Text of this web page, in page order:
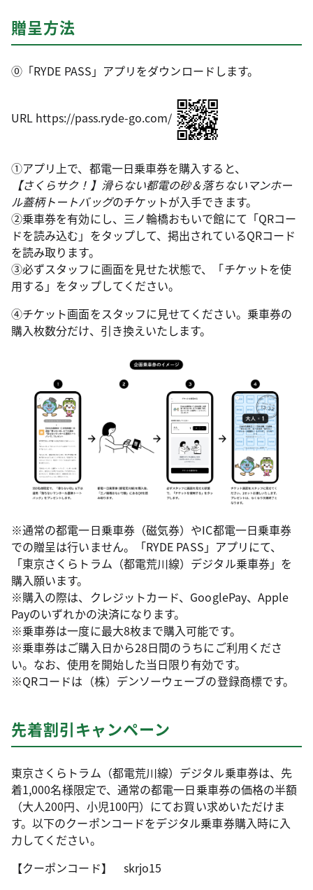
贈呈方法
⓪「RYDE PASS」アプリをダウンロードします。
URL https://pass.ryde-go.com/
①アプリ上で、都電一日乗車券を購入すると、
【さくらサク！】滑らない都電の砂＆落ちないマンホー
ル蓋柄トートバッグのチケットが入手できます。
②乗車券を有効にし、三ノ輪橋おもいで館にて「QRコー
ドを読み込む」をタップして、掲出されているQRコード
を読み取ります。
③必ずスタッフに画面を見せた状態で、「チケットを使
用する」をタップしてください。
④チケット画面をスタッフに見せてください。乗車券の
購入枚数分だけ、引き換えいたします。
※通常の都電一日乗車券（磁気券）やIC都電一日乗車券
での贈呈は行いません。「RYDE PASS」アプリにて、
「東京さくらトラム（都電荒川線）デジタル乗車券」を
購入願います。
※購入の際は、クレジットカード、GooglePay、Apple
Payのいずれかの決済になります。
※乗車券は一度に最大8枚まで購入可能です。
※乗車券はご購入日から28日間のうちにご利用くださ
い。なお、使用を開始した当日限り有効です。
※QRコードは（株）デンソーウェーブの登録商標です。
先着割引キャンペーン
東京さくらトラム（都電荒川線）デジタル乗車券は、先
着1,000名様限定で、通常の都電一日乗車券の価格の半額
（大人200円、小児100円）にてお買い求めいただけま
す。以下のクーポンコードをデジタル乗車券購入時に入
力してください。
【クーポンコード】 skrjo15